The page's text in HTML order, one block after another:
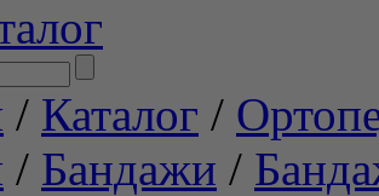
/ Каталог /
/ Бандажи /